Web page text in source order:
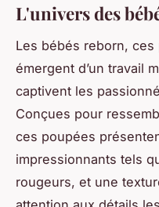
L'univers des
Les bébés reborn,
émergent d’un travail
captivent les
Conçues pour
ces poupées
impressionnants tels
rougeurs, et une